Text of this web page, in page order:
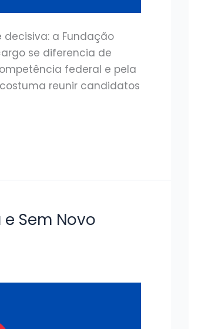
decisiva: a Fundação
se diferencia de
federal e pela
reunir candidatos
Sem Novo